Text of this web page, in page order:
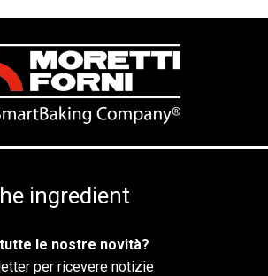
ingredient
le nostre novità?
per ricevere notizie